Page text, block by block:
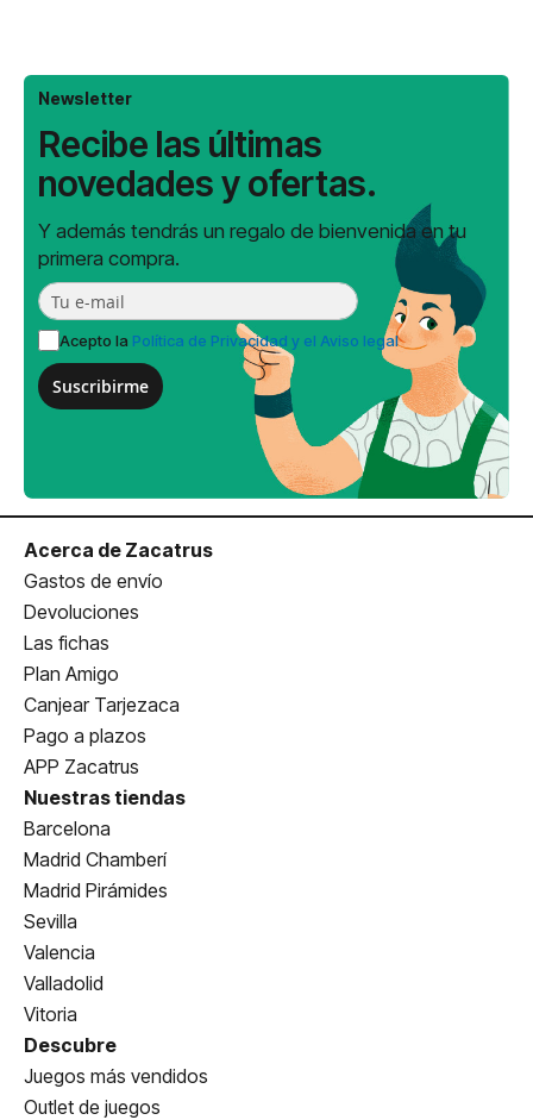
Newsletter
Recibe las últimas
novedades y ofertas.
Y además tendrás un regalo de bienvenida en tu
primera compra.
Acepto la Política de Privacidad y el Aviso legal
Suscribirme
Acerca de Zacatrus
Gastos de envío
Devoluciones
Las fichas
Plan Amigo
Canjear Tarjezaca
Pago a plazos
APP Zacatrus
Nuestras tiendas
Barcelona
Madrid Chamberí
Madrid Pirámides
Sevilla
Valencia
Valladolid
Vitoria
Descubre
Juegos más vendidos
Outlet de juegos